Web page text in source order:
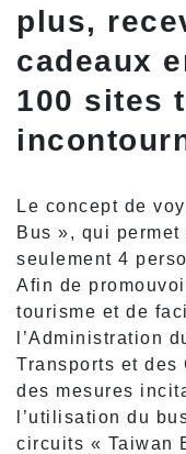
plus,
cadeaux
100 sites
Le concept de
Bus », qui
seulement 4
Afin de
tourisme et de
l’Administration
Transports et
des mesures
l’utilisation du
circuits « Taiwan